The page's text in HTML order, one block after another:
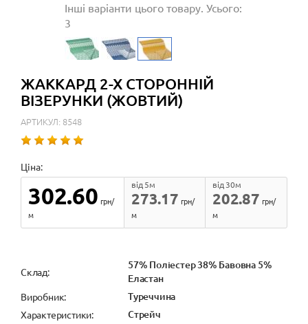
Інші варіанти цього товару. Усього:
3
ЖАККАРД 2-Х СТОРОННІЙ
ВІЗЕРУНКИ (ЖОВТИЙ)
АРТИКУЛ: 8548
Ціна:
302.60 грн/
м
273.17
від 5м
грн/
м
202.87
від 30м
грн/
м
Cклад:
57% Поліестер 38% Бавовна 5%
Еластан
Виробник: Туреччина
Характеристики: Стрейч